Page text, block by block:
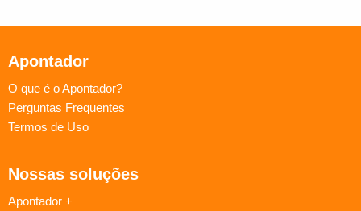
Apontador
O que é o Apontador?
Perguntas Frequentes
Termos de Uso
Nossas soluções
Apontador +